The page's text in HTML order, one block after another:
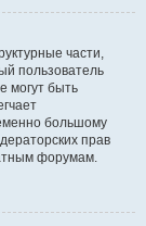
части,
пользователь
могут быть
большому
прав
форумам.